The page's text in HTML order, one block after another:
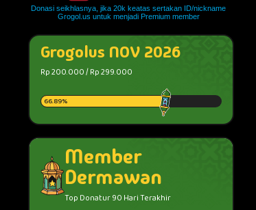
Donasi seikhlasnya, jika 20k keatas sertakan ID/nickname
Grogol.us untuk menjadi Premium member